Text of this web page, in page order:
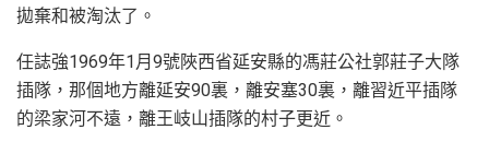
拋棄和被淘汰了。
任誌強1969年1月9號陜西省延安縣的馮莊公社郭莊子大隊
插隊，那個地方離延安90裏，離安塞30裏，離習近平插隊
的梁家河不遠，離王岐山插隊的村子更近。